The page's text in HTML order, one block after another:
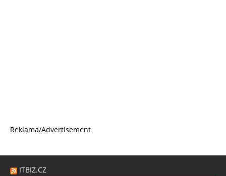
Reklama/Advertisement
ITBIZ.CZ